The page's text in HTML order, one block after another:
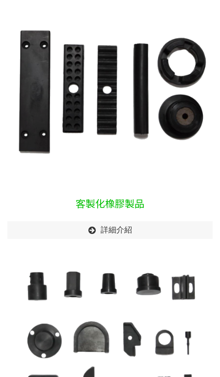
客製化橡膠製品
詳細介紹